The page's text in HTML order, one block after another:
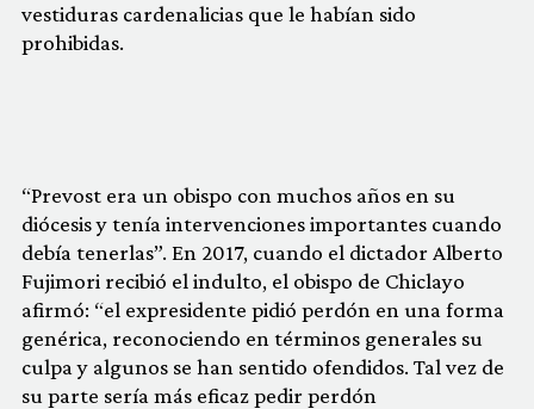
vestiduras cardenalicias que le habían sido
prohibidas.
“Prevost era un obispo con muchos años en su
diócesis y tenía intervenciones importantes cuando
debía tenerlas”. En 2017, cuando el dictador Alberto
Fujimori recibió el indulto, el obispo de Chiclayo
afirmó: “el expresidente pidió perdón en una forma
genérica, reconociendo en términos generales su
culpa y algunos se han sentido ofendidos. Tal vez de
su parte sería más eficaz pedir perdón